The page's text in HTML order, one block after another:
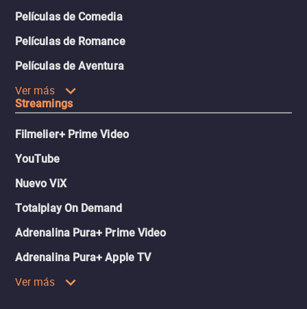
Películas de Comedia
Películas de Romance
Películas de Aventura
Ver más
Streamings
Filmelier+ Prime Video
YouTube
Nuevo ViX
Totalplay On Demand
Adrenalina Pura+ Prime Video
Adrenalina Pura+ Apple TV
Ver más